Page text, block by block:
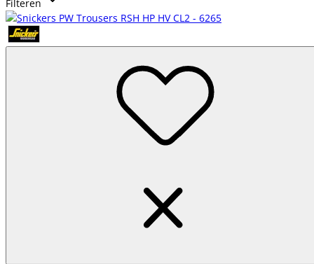
aanbod Snickers werkbroeken heren.
Filteren